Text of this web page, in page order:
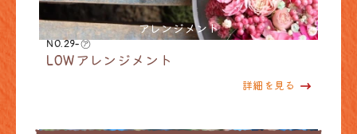
アレンジメント
NO.29-㋐
LOWアレンジメント
詳細を見る